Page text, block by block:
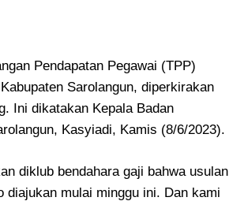
Pendapatan Pegawai (TPP)
Sarolangun, diperkirakan
Ini dikatakan Kepala Badan
Kasyiadi, Kamis (8/6/2023).
diklub bendahara gaji bahwa usulan
diajukan mulai minggu ini. Dan kami